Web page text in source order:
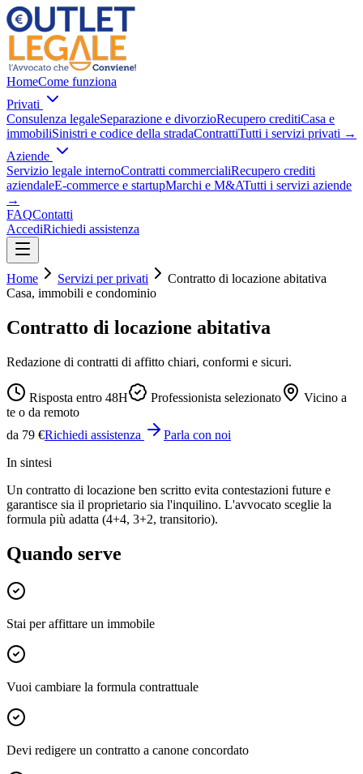
HomeCome funziona
Privati
Consulenza legaleSeparazione e divorzioRecupero creditiCasa e
immobiliSinistri e codice della stradaContrattiTutti i servizi privati →
Aziende
Servizio legale internoContratti commercialiRecupero crediti
aziendaleE-commerce e startupMarchi e M&ATutti i servizi aziende
→
FAQContatti
AccediRichiedi assistenza
Home Servizi per privati
Contratto di locazione abitativa
Casa, immobili e condominio
Contratto di locazione abitativa
Redazione di contratti di affitto chiari, conformi e sicuri.
Risposta entro 48H Professionista selezionato
Vicino a
te o da remoto
da 79 €Richiedi assistenza
Parla con noi
In sintesi
Un contratto di locazione ben scritto evita contestazioni future e
garantisce sia il proprietario sia l'inquilino. L'avvocato sceglie la
formula più adatta (4+4, 3+2, transitorio).
Quando serve
Stai per affittare un immobile
Vuoi cambiare la formula contrattuale
Devi redigere un contratto a canone concordato